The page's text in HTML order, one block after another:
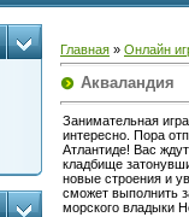
Главная » Онлайн
Акваландия
Занимательная
интересно. Пора
Атлантиде! Вас
кладбище
новые строения и
сможет выполнить
морского владыки